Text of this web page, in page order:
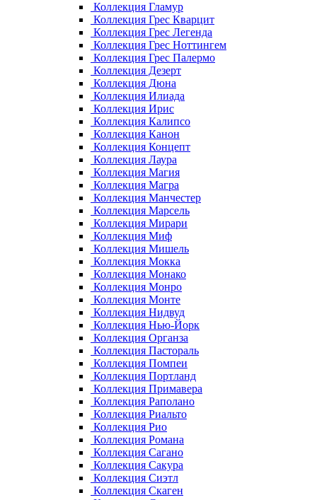
Коллекция Гламур
Коллекция Грес Кварцит
Коллекция Грес Легенда
Коллекция Грес Ноттингем
Коллекция Грес Палермо
Коллекция Дезерт
Коллекция Дюна
Коллекция Илиада
Коллекция Ирис
Коллекция Калипсо
Коллекция Канон
Коллекция Концепт
Коллекция Лаура
Коллекция Магия
Коллекция Магра
Коллекция Манчестер
Коллекция Марсель
Коллекция Мирари
Коллекция Миф
Коллекция Мишель
Коллекция Мокка
Коллекция Монако
Коллекция Монро
Коллекция Монте
Коллекция Нидвуд
Коллекция Нью-Йорк
Коллекция Органза
Коллекция Пастораль
Коллекция Помпеи
Коллекция Портланд
Коллекция Примавера
Коллекция Раполано
Коллекция Риальто
Коллекция Рио
Коллекция Романа
Коллекция Сагано
Коллекция Сакура
Коллекция Сиэтл
Коллекция Скаген